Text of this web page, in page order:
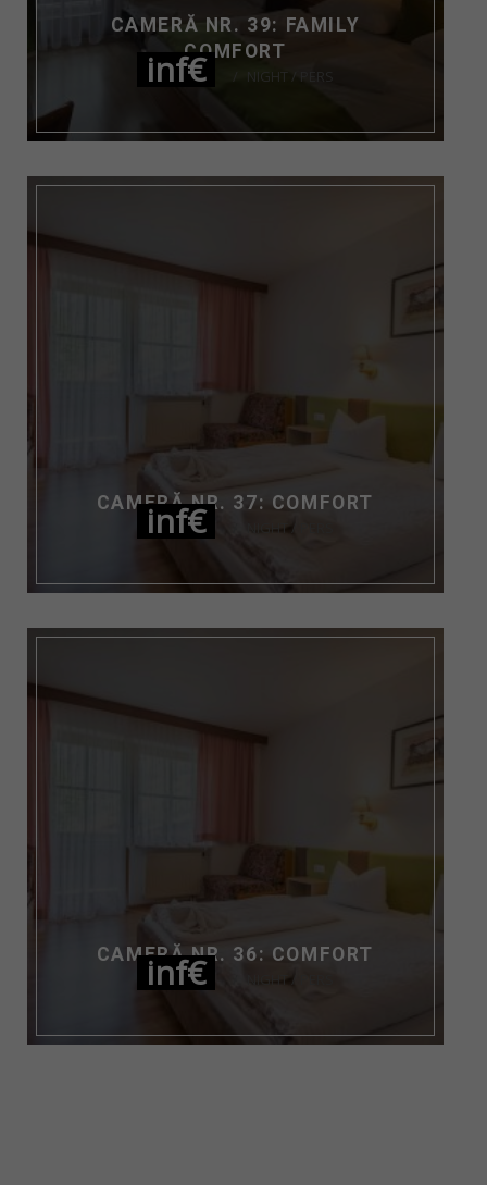
CAMERĂ NR. 39: FAMILY
COMFORT
inf€ NIGHT / PERS
CAMERĂ NR. 37: COMFORT
inf€ NIGHT / PERS
CAMERĂ NR. 36: COMFORT
inf€ NIGHT / PERS